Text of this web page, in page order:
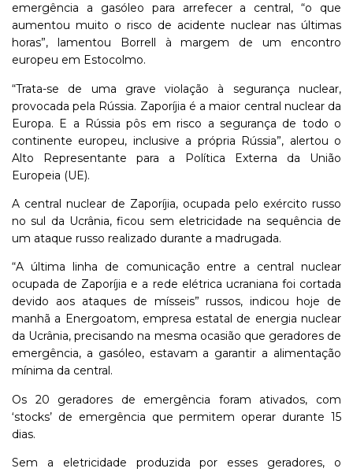
emergência a gasóleo para arrefecer a central, “o que
aumentou muito o risco de acidente nuclear nas últimas
horas”, lamentou Borrell à margem de um encontro
europeu em Estocolmo.
“Trata-se de uma grave violação à segurança nuclear,
provocada pela Rússia. Zaporíjia é a maior central nuclear da
Europa. E a Rússia pôs em risco a segurança de todo o
continente europeu, inclusive a própria Rússia”, alertou o
Alto Representante para a Política Externa da União
Europeia (UE).
A central nuclear de Zaporíjia, ocupada pelo exército russo
no sul da Ucrânia, ficou sem eletricidade na sequência de
um ataque russo realizado durante a madrugada.
“A última linha de comunicação entre a central nuclear
ocupada de Zaporíjia e a rede elétrica ucraniana foi cortada
devido aos ataques de mísseis” russos, indicou hoje de
manhã a Energoatom, empresa estatal de energia nuclear
da Ucrânia, precisando na mesma ocasião que geradores de
emergência, a gasóleo, estavam a garantir a alimentação
mínima da central.
Os 20 geradores de emergência foram ativados, com
‘stocks’ de emergência que permitem operar durante 15
dias.
Sem a eletricidade produzida por esses geradores, o